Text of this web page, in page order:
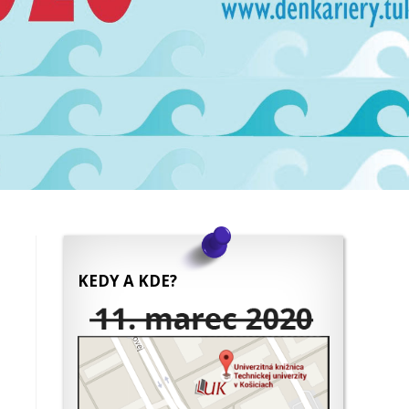
KEDY A KDE?